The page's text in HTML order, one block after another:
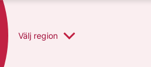
Välj region